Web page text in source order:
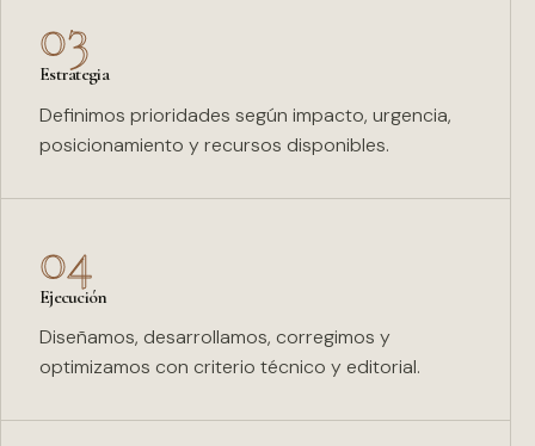
03
Estrategia
Definimos prioridades según impacto, urgencia,
posicionamiento y recursos disponibles.
04
Ejecución
Diseñamos, desarrollamos, corregimos y
optimizamos con criterio técnico y editorial.